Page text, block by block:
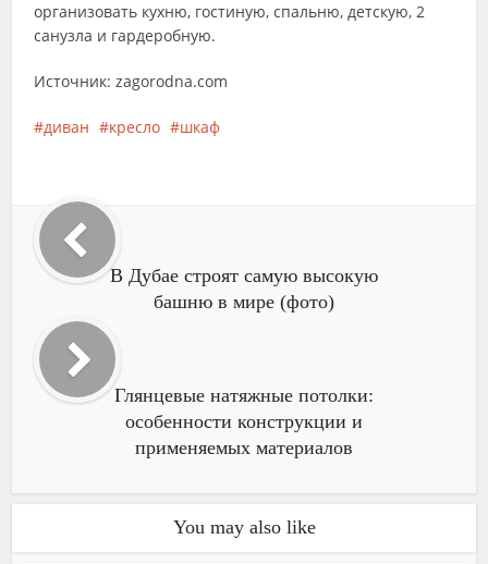
организовать кухню, гостиную, спальню, детскую, 2
санузла и гардеробную.
Источник: zagorodna.com
диван кресло шкаф
В Дубае строят самую высокую
башню в мире (фото)
Глянцевые натяжные потолки:
особенности конструкции и
применяемых материалов
You may also like